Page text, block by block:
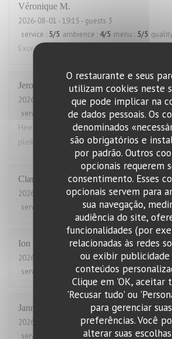
O restaurante e seus
utilizam cookies neste
que pode implicar na
de dados pessoais. Os
denominados
são obrigatórios e
por padrão. Outros
opcionais requerem
consentimento. Esses
opcionais servem para
sua navegação,
audiência do site,
funcionalidades (por
relacionadas às redes
ou exibir publicidade
conteúdos
Clique em 'OK, aceitar
'Recusar tudo' ou
para gerenciar suas
preferências. Você
alterar suas
Véronique M
2026-08-01 - 19:15 - guests 3
service : 5/5 ambience : 4/5 menu : 5/5
Excellent!
Jeroen
2026-08-03
- 18:30 - guests 4
service
ambience:4/5 menu:5/5
Heerlijk gegeten. Grote porties, zelden zo
plek voor een toetje.
Claude
2026-07-31
- 19:45 - guests 2
service
ambience: 5/5 menu:5/5
Ion
2026-07-31
- 21:30 - guests 2
service
ambience: 5/5 menu:5/5
Janne
2026-07-31
- 12:00 - guests 2
service
ambience: 5/5 menu 5/5